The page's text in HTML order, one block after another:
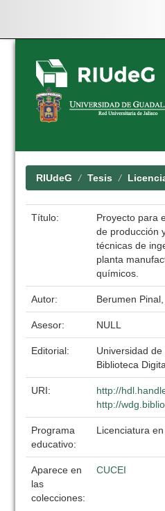
Skip
navigation
RIUdeG Tesis
Título:
Proyecto para
de producción
técnicas de
planta
químicos.
Autor: Berumen
Asesor: NULL
Editorial:
Universidad
Biblioteca
URI:
http://
http://
Programa
educativo:
Licenciatura
Aparece en
las
colecciones:
CUCEI